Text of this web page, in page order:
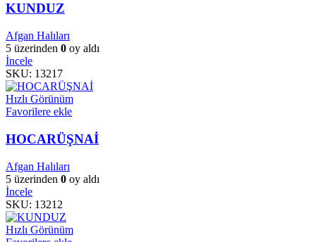
KUNDUZ
Afgan Halıları
5 üzerinden 0 oy aldı
İncele
SKU: 13217
Hızlı Görünüm
Favorilere ekle
HOCARÜŞNAİ
Afgan Halıları
5 üzerinden 0 oy aldı
İncele
SKU: 13212
Hızlı Görünüm